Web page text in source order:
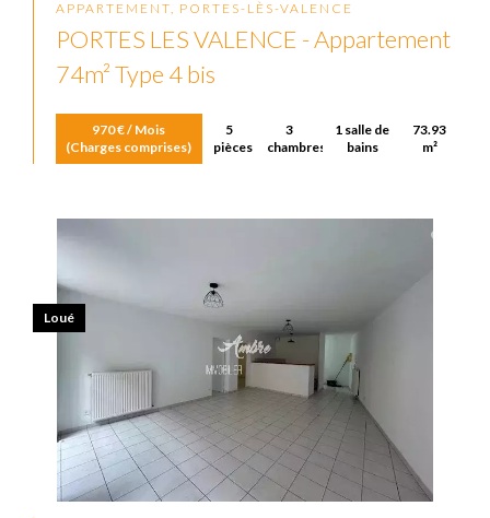
APPARTEMENT, PORTES-LÈS-VALENCE
PORTES LES VALENCE - Appartement
74m² Type 4 bis
970 € / Mois
(Charges comprises)
5
pièces
3
chambres
1 salle de
bains
73.93
m²
Loué